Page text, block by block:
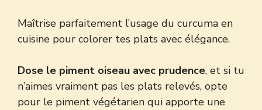
Maîtrise parfaitement l’usage du curcuma en
cuisine pour colorer tes plats avec élégance.
Dose le piment oiseau avec prudence, et si tu
n’aimes vraiment pas les plats relevés, opte
pour le piment végétarien qui apporte une